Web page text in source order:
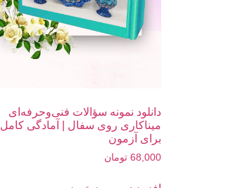
دانلود نمونه سؤالات فنی‌وحرفه‌ای
میناکاری روی سفال | آمادگی کامل
برای آزمون
68,000 تومان